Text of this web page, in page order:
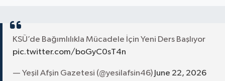
KSÜ’de Bağımlılıkla Mücadele İçin Yeni Ders Başlıyor
pic.twitter.com/boGyC0sT4n
— Yeşil Afşin Gazetesi (@yesilafsin46) June 22, 2026